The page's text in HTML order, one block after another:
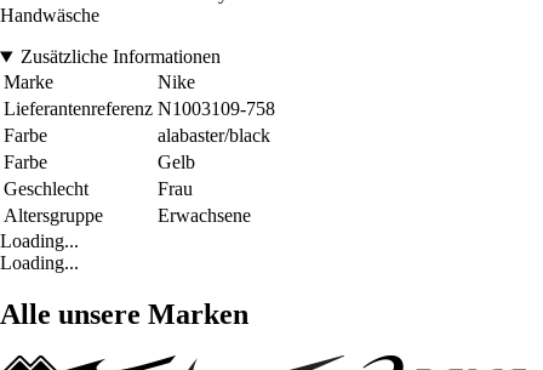
Handwäsche
Zusätzliche Informationen
Marke
Nike
Lieferantenreferenz N1003109-758
Farbe
alabaster/black
Farbe
Gelb
Geschlecht
Frau
Altersgruppe
Erwachsene
Loading...
Loading...
Alle unsere Marken